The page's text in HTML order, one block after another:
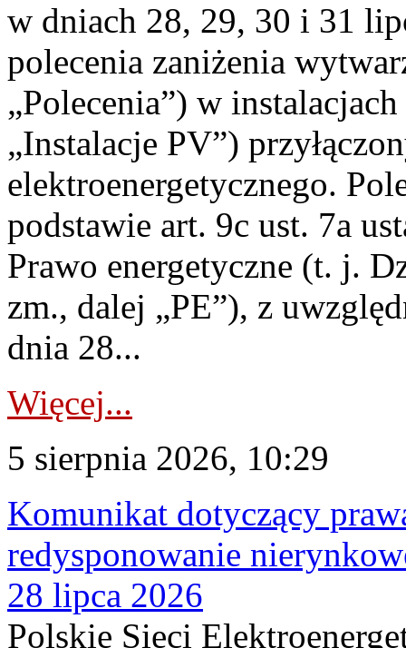
w dniach 28, 29, 30 i 31
polecenia zaniżenia
„Polecenia”) w
„Instalacje PV”)
elektroenergetycznego.
podstawie art. 9c ust. 7a
Prawo energetyczne (t. j.
zm., dalej „PE”), z
dnia 28...
Więcej...
5 sierpnia 2026, 10:29
Komunikat dotyczący
redysponowanie
28 lipca 2026
Polskie Sieci